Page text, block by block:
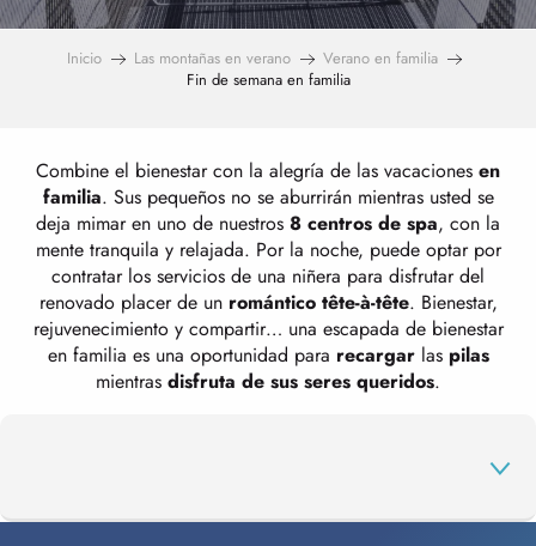
Inicio Las montañas en verano
Verano en familia
Fin de semana en familia
Combine el bienestar con la alegría de las vacaciones en
familia. Sus pequeños no se aburrirán mientras usted se
deja mimar en uno de nuestros 8 centros de spa, con la
mente tranquila y relajada. Por la noche, puede optar por
contratar los servicios de una niñera para disfrutar del
renovado placer de un romántico tête-à-tête. Bienestar,
rejuvenecimiento y compartir… una escapada de bienestar
en familia es una oportunidad para recargarlas pilas
mientras disfruta de sus seres queridos.